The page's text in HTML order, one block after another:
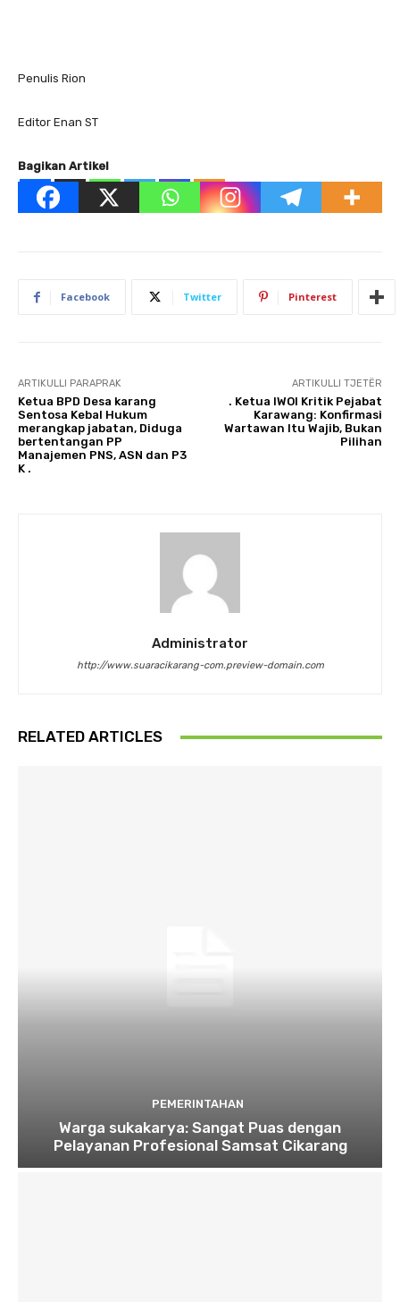
Penulis Rion
Editor Enan ST
Bagikan Artikel
Facebook Twitter Pinterest
ARTIKULLI PARAPRAK
Ketua BPD Desa karang
Sentosa Kebal Hukum
merangkap jabatan, Diduga
bertentangan PP
Manajemen PNS, ASN dan P3
K .
ARTIKULLI TJETËR
. Ketua IWOI Kritik Pejabat
Karawang: Konfirmasi
Wartawan Itu Wajib, Bukan
Pilihan
Administrator
http://www.suaracikarang-com.preview-domain.com
RELATED ARTICLES
PEMERINTAHAN
Warga sukakarya: Sangat Puas dengan
Pelayanan Profesional Samsat Cikarang